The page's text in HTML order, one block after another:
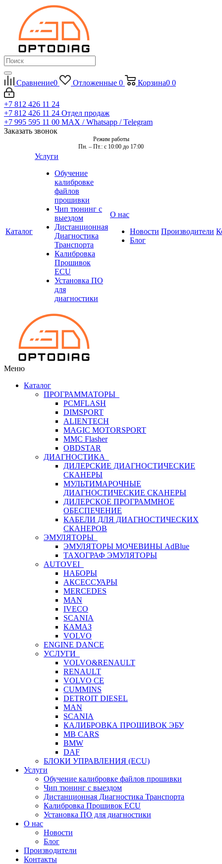
Сравнение0 Отложенные 0 Корзина0 0
+7 812 426 11 24
+7 812 426 11 24 Отдел продаж
+7 995 595 11 00 MAX / Whatsapp / Telegram
Заказать звонок
Режим работы
Пн. – Пт.: с 10:00 до 17:00
Каталог
Услуги
Обучение
калибровке
файлов
прошивки
Чип тюнинг с
выездом
Дистанционная
Диагностика
Транспорта
Калибровка
Прошивок
ECU
Установка ПО
для
диагностики
О нас
Новости
Блог
Производители
Меню
Каталог
ПРОГРАММАТОРЫ
PCMFLASH
DIMSPORT
ALIENTECH
MAGIC MOTORSPORT
MMC Flasher
OBDSTAR
ДИАГНОСТИКА
ДИЛЕРСКИЕ ДИАГНОСТИЧЕСКИЕ
СКАНЕРЫ
МУЛЬТИМАРОЧНЫЕ
ДИАГНОСТИЧЕСКИЕ СКАНЕРЫ
ДИЛЕРСКОЕ ПРОГРАММНОЕ
ОБЕСПЕЧЕНИЕ
КАБЕЛИ ДЛЯ ДИАГНОСТИЧЕСКИХ
СКАНЕРОВ
ЭМУЛЯТОРЫ
ЭМУЛЯТОРЫ МОЧЕВИНЫ АdBlue
ТАХОГРАФ ЭМУЛЯТОРЫ
AUTOVEI
НАБОРЫ
АКСЕССУАРЫ
MERCEDES
MAN
IVECO
SCANIA
КАМАЗ
VOLVO
ENGINE DANCE
УСЛУГИ
VOLVO&RENAULT
RENAULT
VOLVO CE
CUMMINS
DETROIT DIESEL
MAN
SCANIA
КАЛИБРОВКА ПРОШИВОК ЭБУ
MB CARS
BMW
DAF
БЛОКИ УПРАВЛЕНИЯ (ECU)
Услуги
Обучение калибровке файлов прошивки
Чип тюнинг с выездом
Дистанционная Диагностика Транспорта
Калибровка Прошивок ECU
Установка ПО для диагностики
О нас
Новости
Блог
Производители
Контакты